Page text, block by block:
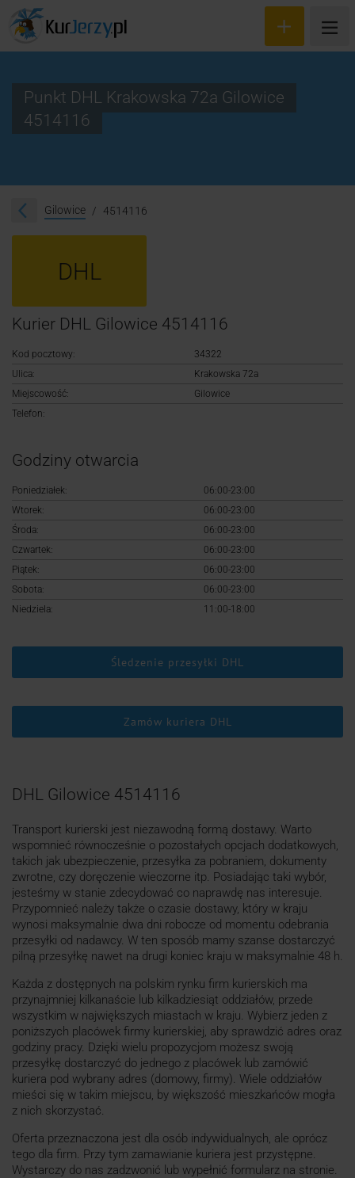
Śledzenie przesyłki
Logowanie
Punkt DHL Krakowska 72a Gilowice
4514116
Gilowice 4514116
DHL
Kurier DHL Gilowice 4514116
Kod pocztowy:
34322
Ulica:
Krakowska 72a
Miejscowość:
Gilowice
Telefon:
Godziny otwarcia
Poniedziałek:
06:00-23:00
Wtorek:
06:00-23:00
Środa:
06:00-23:00
Czwartek:
06:00-23:00
Piątek:
06:00-23:00
Sobota:
06:00-23:00
Niedziela:
11:00-18:00
Śledzenie przesyłki DHL
Zamów kuriera DHL
DHL Gilowice 4514116
Transport kurierski jest niezawodną formą dostawy. Warto
wspomnieć równocześnie o pozostałych opcjach dodatkowych,
takich jak ubezpieczenie, przesyłka za pobraniem, dokumenty
zwrotne, czy doręczenie wieczorne itp. Posiadając taki wybór,
jesteśmy w stanie zdecydować co naprawdę nas interesuje.
Przypomnieć należy także o czasie dostawy, który w kraju
wynosi maksymalnie dwa dni robocze od momentu odebrania
przesyłki od nadawcy. W ten sposób mamy szanse dostarczyć
pilną przesyłkę nawet na drugi koniec kraju w maksymalnie 48 h.
Każda z dostępnych na polskim rynku firm kurierskich ma
przynajmniej kilkanaście lub kilkadziesiąt oddziałów, przede
wszystkim w największych miastach w kraju. Wybierz jeden z
poniższych placówek firmy kurierskiej, aby sprawdzić adres oraz
godziny pracy. Dzięki wielu propozycjom możesz swoją
przesyłkę dostarczyć do jednego z placówek lub zamówić
kuriera pod wybrany adres (domowy, firmy). Wiele oddziałów
mieści się w takim miejscu, by większość mieszkańców mogła
z nich skorzystać.
Oferta przeznaczona jest dla osób indywidualnych, ale oprócz
tego dla firm. Przy tym zamawianie kuriera jest przystępne.
Wystarczy do nas zadzwonić lub wypełnić formularz na stronie.